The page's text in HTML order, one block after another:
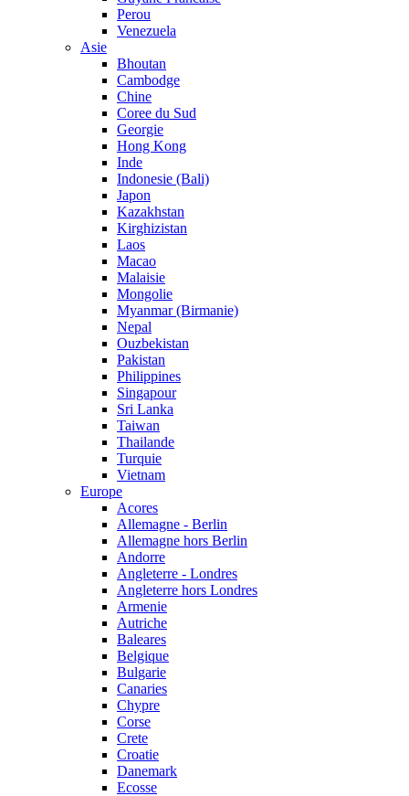
Perou
Venezuela
Asie
Bhoutan
Cambodge
Chine
Coree du Sud
Georgie
Hong Kong
Inde
Indonesie (Bali)
Japon
Kazakhstan
Kirghizistan
Laos
Macao
Malaisie
Mongolie
Myanmar (Birmanie)
Nepal
Ouzbekistan
Pakistan
Philippines
Singapour
Sri Lanka
Taiwan
Thailande
Turquie
Vietnam
Europe
Acores
Allemagne - Berlin
Allemagne hors Berlin
Andorre
Angleterre - Londres
Angleterre hors Londres
Armenie
Autriche
Baleares
Belgique
Bulgarie
Canaries
Chypre
Corse
Crete
Croatie
Danemark
Ecosse